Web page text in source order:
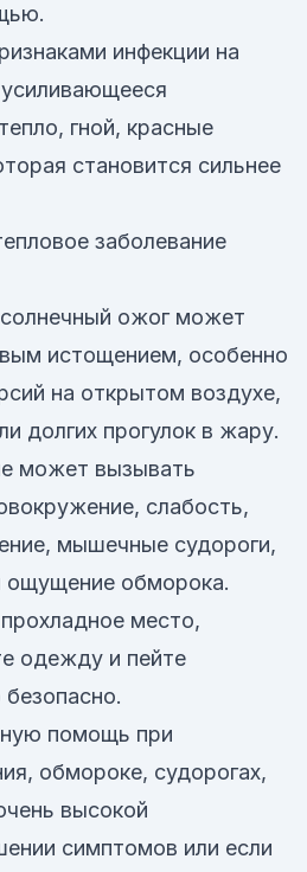
инфекции на
гной, красные
становится сильнее
заболевание
ожог может
истощением, особенно
на открытом воздухе,
долгих прогулок в жару.
может вызывать
слабость,
мышечные судороги,
ощущение обморока.
место,
одежду и пейте
помощь при
обмороке, судорогах,
высокой
симптомов или если